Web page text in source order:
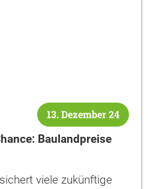
13. Dezember 24
Baulandpreise
viele zukünftige